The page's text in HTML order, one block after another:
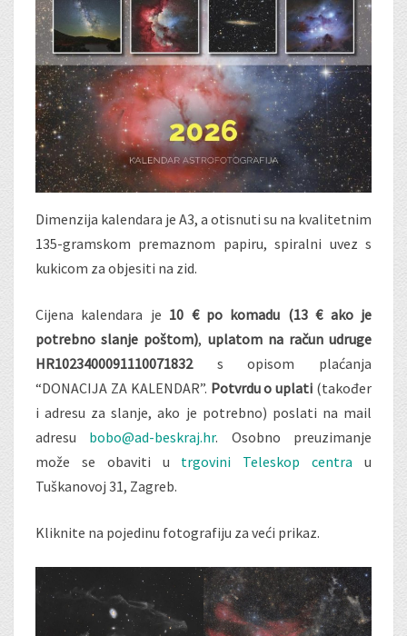
Dimenzija kalendara je A3, a otisnuti su na kvalitetnim
135-gramskom premaznom papiru, spiralni uvez s
kukicom za objesiti na zid.
Cijena kalendara je 10 € po komadu (13 € ako je
potrebno slanje poštom), uplatom na račun udruge
HR1023400091110071832s opisom plaćanja
“DONACIJA ZA KALENDAR”. Potvrdu o uplati (također
i adresu za slanje, ako je potrebno) poslati na mail
adresu bobo@ad-beskraj.hr. Osobno preuzimanje
može se obaviti u trgovini Teleskop centra u
Tuškanovoj 31, Zagreb.
Kliknite na pojedinu fotografiju za veći prikaz.